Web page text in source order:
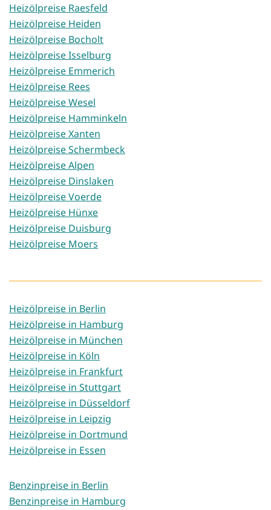
Heizölpreise Raesfeld
Heizölpreise Heiden
Heizölpreise Bocholt
Heizölpreise Isselburg
Heizölpreise Emmerich
Heizölpreise Rees
Heizölpreise Wesel
Heizölpreise Hamminkeln
Heizölpreise Xanten
Heizölpreise Schermbeck
Heizölpreise Alpen
Heizölpreise Dinslaken
Heizölpreise Voerde
Heizölpreise Hünxe
Heizölpreise Duisburg
Heizölpreise Moers
Heizölpreise in Berlin
Heizölpreise in Hamburg
Heizölpreise in München
Heizölpreise in Köln
Heizölpreise in Frankfurt
Heizölpreise in Stuttgart
Heizölpreise in Düsseldorf
Heizölpreise in Leipzig
Heizölpreise in Dortmund
Heizölpreise in Essen
Benzinpreise in Berlin
Benzinpreise in Hamburg